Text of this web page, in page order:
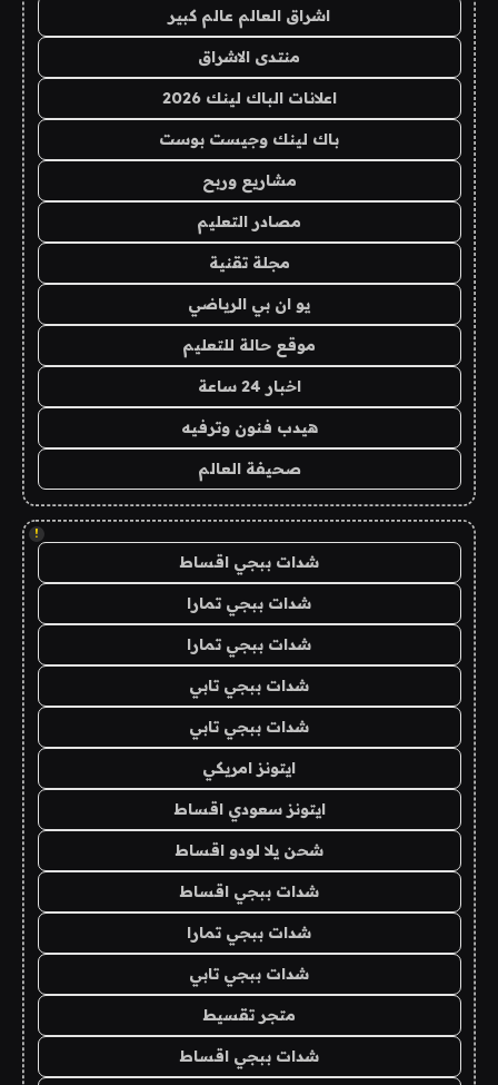
اشراق العالم عالم كبير
منتدى الاشراق
اعلانات الباك لينك 2026
باك لينك وجيست بوست
مشاريع وربح
مصادر التعليم
مجلة تقنية
يو ان بي الرياضي
موقع حالة للتعليم
اخبار 24 ساعة
هيدب فنون وترفيه
صحيفة العالم
!
شدات ببجي اقساط
شدات ببجي تمارا
شدات ببجي تمارا
شدات ببجي تابي
شدات ببجي تابي
ايتونز امريكي
ايتونز سعودي اقساط
شحن يلا لودو اقساط
شدات ببجي اقساط
شدات ببجي تمارا
شدات ببجي تابي
متجر تقسيط
شدات ببجي اقساط